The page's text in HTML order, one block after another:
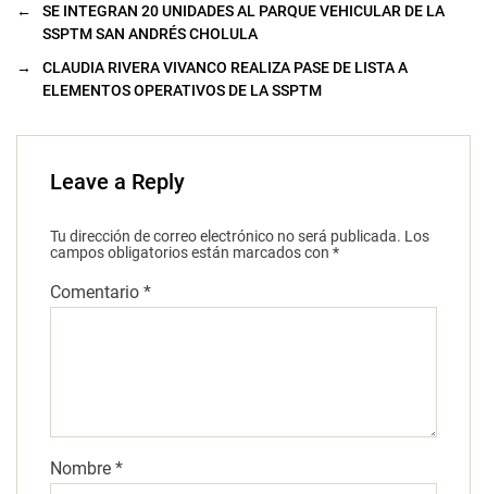
←
SE INTEGRAN 20 UNIDADES AL PARQUE VEHICULAR DE LA
SSPTM SAN ANDRÉS CHOLULA
→
CLAUDIA RIVERA VIVANCO REALIZA PASE DE LISTA A
ELEMENTOS OPERATIVOS DE LA SSPTM
Leave a Reply
Tu dirección de correo electrónico no será publicada. Los
campos obligatorios están marcados con *
Comentario *
Nombre *